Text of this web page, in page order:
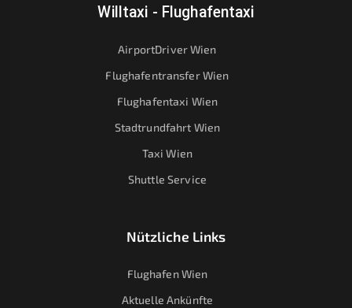
Willtaxi - Flughafentaxi
AirportDriver Wien
Flughafentransfer Wien
Flughafentaxi Wien
Stadtrundfahrt Wien
Taxi Wien
Shuttle Service
Nützliche Links
Flughafen Wien
Aktuelle Ankünfte